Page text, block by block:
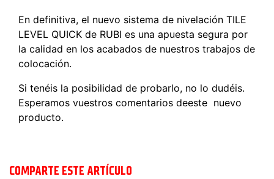
En definitiva, el nuevo sistema de nivelación TILE
LEVEL QUICK de RUBI es una apuesta segura por
la calidad en los acabados de nuestros trabajos de
colocación.
Si tenéis la posibilidad de probarlo, no lo dudéis.
Esperamos vuestros comentarios deeste nuevo
producto.
COMPARTE ESTE ARTÍCULO